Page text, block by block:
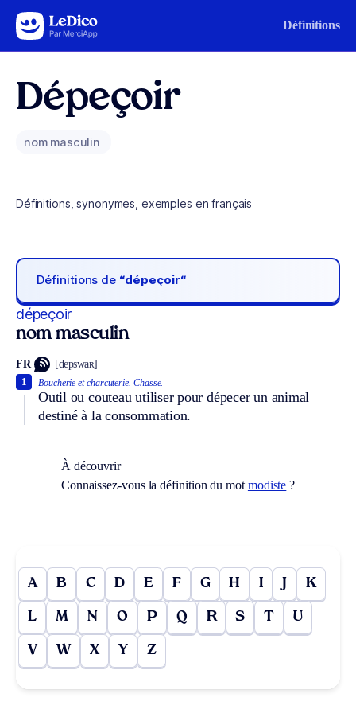
Aller au contenu Définitions
Dépeçoir
nom masculin
Définitions, synonymes, exemples en français
Définitions de “dépeçoir“
dépeçoir
nom masculin
FR [depswaʀ]
Boucherie et charcuterie. Chasse.
Outil ou couteau utiliser pour dépecer un animal
destiné à la consommation.
1
À découvrir
Connaissez-vous la définition du mot modiste ?
A B C D E F G H I J K
L M N O P Q R S T U
V W X Y Z